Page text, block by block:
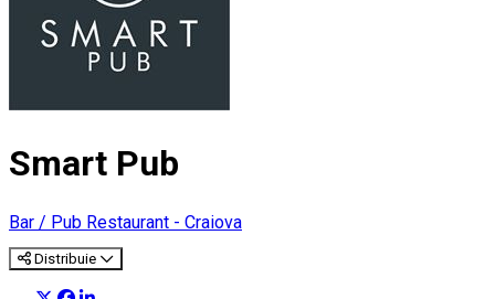
Smart Pub
Bar / Pub Restaurant - Craiova
Distribuie